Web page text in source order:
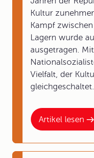
Artikel lesen
Kultur
Kampf
Lagern wurde
ausgetragen.
Vielfalt, der
gleichgeschaltet.